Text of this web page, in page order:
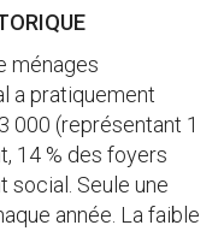
ménages
a pratiquement
000 (représentant 1
14 % des foyers
social. Seule une
année. La faible